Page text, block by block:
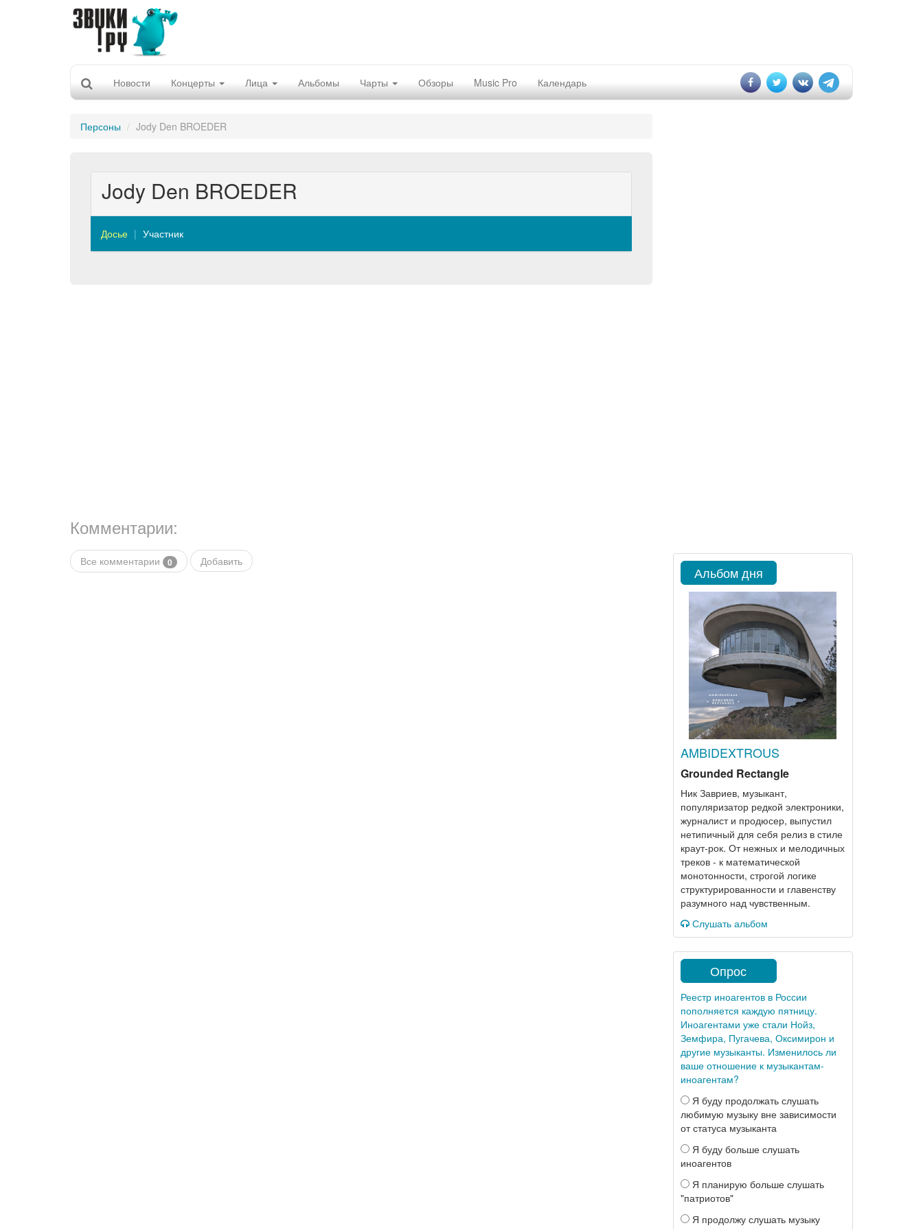
Новости Концерты Лица Альбомы Чарты Обзоры Music Pro Календарь
Персоны Jody Den BROEDER
Jody Den BROEDER
Досье Участник
Комментарии:
Все комментарии 0 Добавить
Альбом дня
AMBIDEXTROUS
Grounded Rectangle
Ник Завриев, музыкант,
популяризатор редкой электроники,
журналист и продюсер, выпустил
нетипичный для себя релиз в стиле
краут-рок. От нежных и мелодичных
треков - к математической
монотонности, строгой логике
структурированности и главенству
разумного над чувственным.
Слушать альбом
Опрос
Реестр иноагентов в России
пополняется каждую пятницу.
Иноагентами уже стали Нойз,
Земфира, Пугачева, Оксимирон и
другие музыканты. Изменилось ли
ваше отношение к музыкантам-
иноагентам?
Я буду продолжать слушать
любимую музыку вне зависимости
от статуса музыканта
Я буду больше слушать
иноагентов
Я планирую больше слушать
"патриотов"
Я продолжу слушать музыку